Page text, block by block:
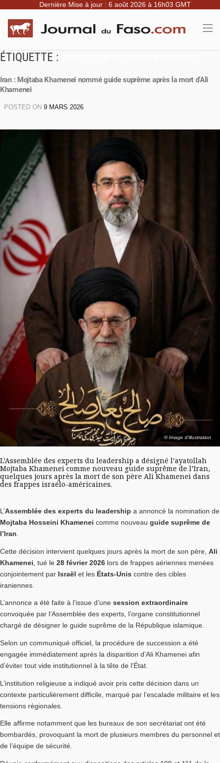
Dernière Mise à jour : 6 août 2026 à 16h03 GMT
ÉTIQUETTE :
Iran : Mojtaba Khamenei nommé guide suprême après la mort d’Ali
Khamenei
POSTED ON 9 MARS 2026
© Image d'illustration
L’Assemblée des experts du leadership a désigné l’ayatollah
Mojtaba Khamenei comme nouveau guide suprême de l’Iran,
quelques jours après la mort de son père Ali Khamenei dans
des frappes israélo-américaines.
L’Assemblée des experts du leadership a annoncé la nomination de
Mojtaba Hosseini Khamenei comme nouveau guide suprême de
l’Iran.
Cette décision intervient quelques jours après la mort de son père, Ali
Khamenei , tué le 28 février 2026 lors de frappes aériennes menées
conjointement par Israël et les États-Unis contre des cibles
iraniennes.
L’annonce a été faite à l’issue d’une session extraordinaire
convoquée par l’Assemblée des experts, l’organe constitutionnel
chargé de désigner le guide suprême de la République islamique.
Selon un communiqué officiel, la procédure de succession a été
engagée immédiatement après la disparition d’Ali Khamenei afin
d’éviter tout vide institutionnel à la tête de l’État.
L’institution religieuse a indiqué avoir pris cette décision dans un
contexte particulièrement difficile, marqué par l’escalade militaire et les
tensions régionales.
Elle affirme notamment que les bureaux de son secrétariat ont été
bombardés, provoquant la mort de plusieurs membres du personnel et
de l’équipe de sécurité.